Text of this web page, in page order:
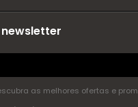
as melhores ofertas e